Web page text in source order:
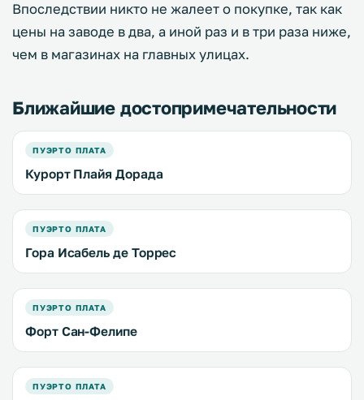
Впоследствии никто не жалеет о покупке, так как
цены на заводе в два, а иной раз и в три раза ниже,
чем в магазинах на главных улицах.
Ближайшие достопримечательности
ПУЭРТО ПЛАТА
Курорт Плайя Дорада
ПУЭРТО ПЛАТА
Гора Исабель де Торрес
ПУЭРТО ПЛАТА
Форт Сан-Фелипе
ПУЭРТО ПЛАТА